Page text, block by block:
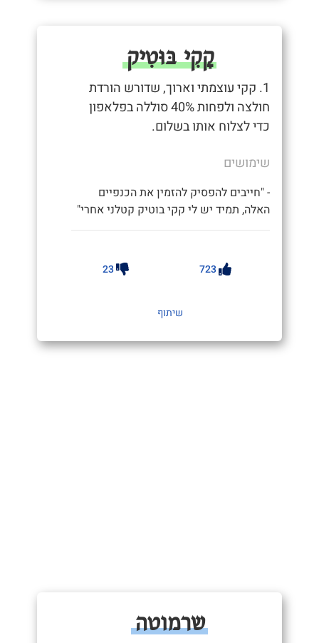
קָקִי בּוּטִיק
1. קקי עוצמתי וארוך, שדורש הורדת
חולצה ולפחות 40% סוללה בפלאפון
כדי לצלוח אותו בשלום.
שימושים
- "חייבים להפסיק להזמין את הכנפיים
האלה, תמיד יש לי קקי בוטיק קטלני אחרי"
723
23
שיתוף
שרמוטה